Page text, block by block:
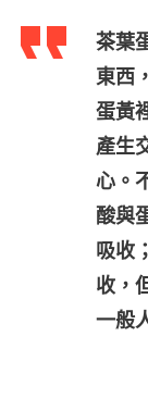
茶葉
東西
蛋黃
產生
心。
酸與
吸收
收，
一般